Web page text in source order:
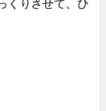
くりさせて、ひ